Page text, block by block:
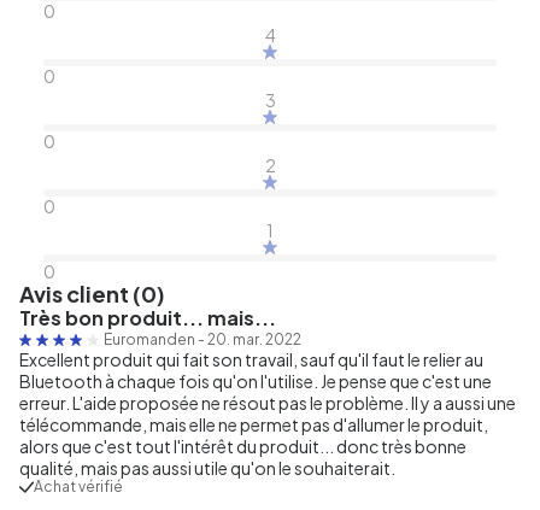
0
4
0
3
0
2
0
1
0
Avis client (0)
Très bon produit... mais...
Euromanden - 20. mar. 2022
Excellent produit qui fait son travail, sauf qu'il faut le relier au
Bluetooth à chaque fois qu'on l'utilise. Je pense que c'est une
erreur. L'aide proposée ne résout pas le problème. Il y a aussi une
télécommande, mais elle ne permet pas d'allumer le produit,
alors que c'est tout l'intérêt du produit... donc très bonne
qualité, mais pas aussi utile qu'on le souhaiterait.
Achat vérifié